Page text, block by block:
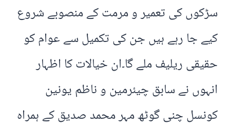
سڑکوں کی تعمیر و مرمت کے منصوبے شروع
کیے جا رہے ہیں جن کی تکمیل سے عوام کو
حقیقی ریلیف ملے گا۔ان خیالات کا اظہار
انہوں نے سابق چیئرمین و ناظم یونین
کونسل چنی گوٹھ مہر محمد صدیق کے ہمراہ